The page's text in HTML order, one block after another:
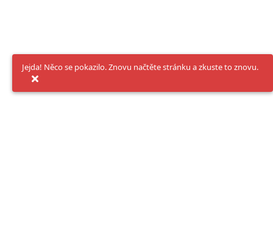
Jejda! Něco se pokazilo. Znovu načtěte stránku a zkuste to znovu.